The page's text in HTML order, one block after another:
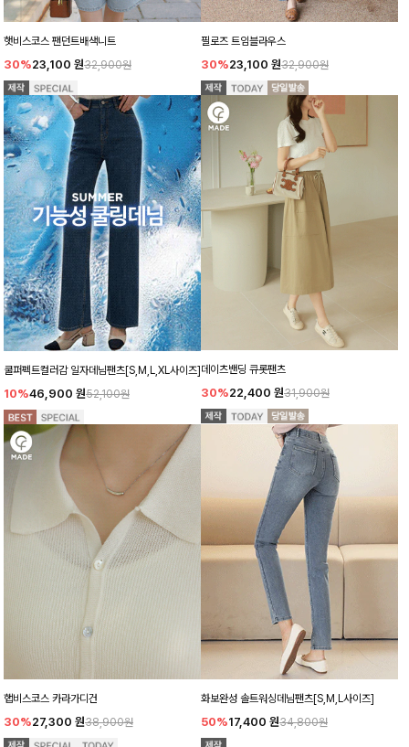
햇비스코스 팬던트배색니트
30%23,100 원32,900원
필로즈 트임블라우스
30%23,100 원32,900원
쿨퍼펙트컬러감 일자데님팬츠[S,M,L,XL사이즈]
10%46,900 원52,100원
데이츠밴딩 큐롯팬츠
30%22,400 원31,900원
햅비스코스 카라가디건
30%27,300 원38,900원
화보완성 솔트워싱데님팬츠[S,M,L사이즈]
50%17,400 원34,800원